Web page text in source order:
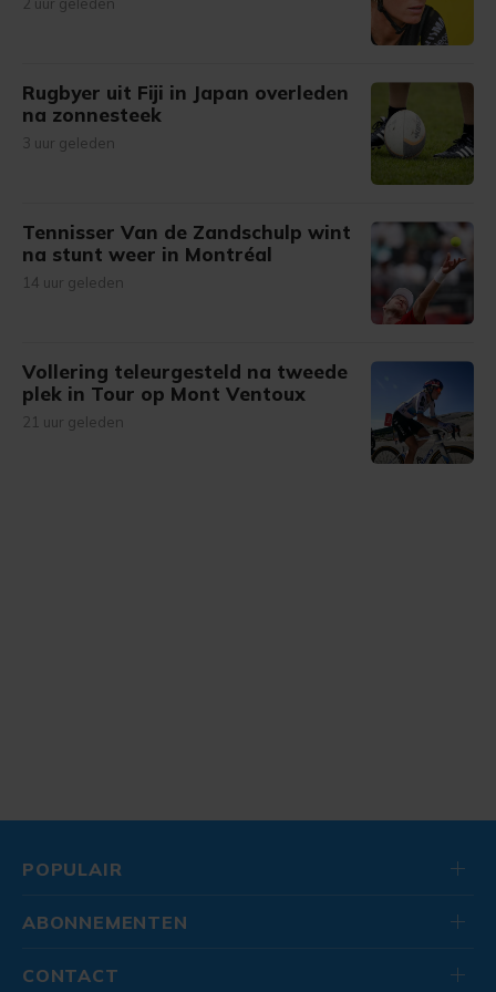
Rugbyer uit Fiji in Japan overleden
na zonnesteek
3 uur geleden
Tennisser Van de Zandschulp wint
na stunt weer in Montréal
14 uur geleden
Vollering teleurgesteld na tweede
plek in Tour op Mont Ventoux
21 uur geleden
POPULAIR
ABONNEMENTEN
CONTACT